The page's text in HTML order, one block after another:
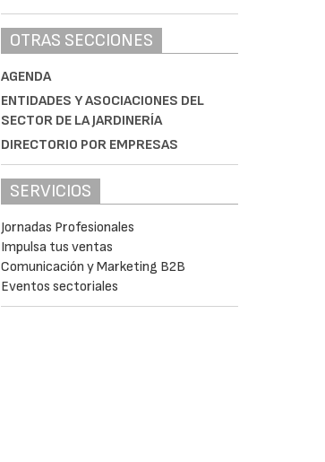
OTRAS SECCIONES
AGENDA
ENTIDADES Y ASOCIACIONES DEL
SECTOR DE LA JARDINERÍA
DIRECTORIO POR EMPRESAS
SERVICIOS
Jornadas Profesionales
Impulsa tus ventas
Comunicación y Marketing B2B
Eventos sectoriales